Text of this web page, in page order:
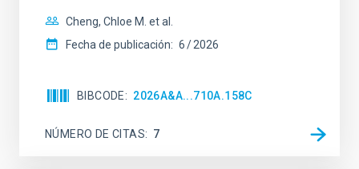
Cheng, Chloe M. et al.
Fecha de publicación: 6 2026
BIBCODE 2026A&A...710A.158C
NÚMERO DE CITAS 7